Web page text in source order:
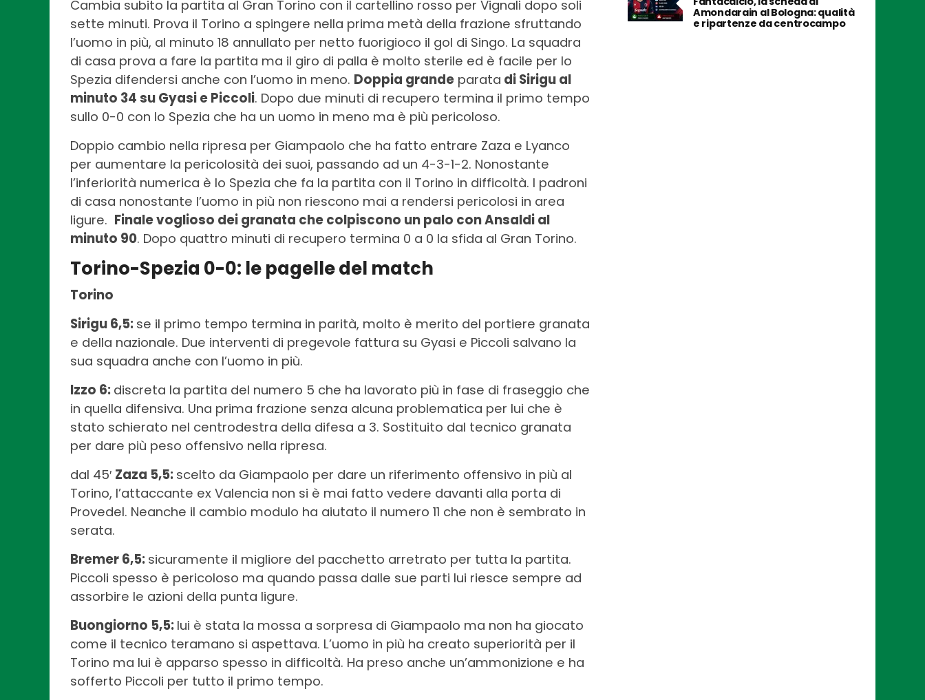
Cambia subito la partita al Gran Torino con il cartellino rosso per Vignali dopo soli
sette minuti. Prova il Torino a spingere nella prima metà della frazione sfruttando
l’uomo in più, al minuto 18 annullato per netto fuorigioco il gol di Singo. La squadra
di casa prova a fare la partita ma il giro di palla è molto sterile ed è facile per lo
Spezia difendersi anche con l’uomo in meno. Doppia grande parata di Sirigu al
minuto 34 su Gyasi e Piccoli. Dopo due minuti di recupero termina il primo tempo
sullo 0-0 con lo Spezia che ha un uomo in meno ma è più pericoloso.
Doppio cambio nella ripresa per Giampaolo che ha fatto entrare Zaza e Lyanco
per aumentare la pericolosità dei suoi, passando ad un 4-3-1-2. Nonostante
l’inferiorità numerica è lo Spezia che fa la partita con il Torino in difficoltà. I padroni
di casa nonostante l’uomo in più non riescono mai a rendersi pericolosi in area
ligure. Finale voglioso dei granata che colpiscono un palo con Ansaldi al
minuto 90. Dopo quattro minuti di recupero termina 0 a 0 la sfida al Gran Torino.
Torino-Spezia 0-0: le pagelle del match
Torino
Sirigu 6,5: se il primo tempo termina in parità, molto è merito del portiere granata
e della nazionale. Due interventi di pregevole fattura su Gyasi e Piccoli salvano la
sua squadra anche con l’uomo in più.
Izzo 6: discreta la partita del numero 5 che ha lavorato più in fase di fraseggio che
in quella difensiva. Una prima frazione senza alcuna problematica per lui che è
stato schierato nel centrodestra della difesa a 3. Sostituito dal tecnico granata
per dare più peso offensivo nella ripresa.
dal 45′ Zaza 5,5: scelto da Giampaolo per dare un riferimento offensivo in più al
Torino, l’attaccante ex Valencia non si è mai fatto vedere davanti alla porta di
Provedel. Neanche il cambio modulo ha aiutato il numero 11 che non è sembrato in
serata.
Bremer 6,5: sicuramente il migliore del pacchetto arretrato per tutta la partita.
Piccoli spesso è pericoloso ma quando passa dalle sue parti lui riesce sempre ad
assorbire le azioni della punta ligure.
Buongiorno 5,5: lui è stata la mossa a sorpresa di Giampaolo ma non ha giocato
come il tecnico teramano si aspettava. L’uomo in più ha creato superiorità per il
Torino ma lui è apparso spesso in difficoltà. Ha preso anche un’ammonizione e ha
sofferto Piccoli per tutto il primo tempo.
Amondarain al Bologna: qualità
e ripartenze da centrocampo